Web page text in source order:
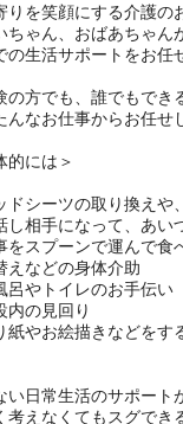
りを笑顔にする介護の
ちゃん、おばあちゃん
の生活サポートをお任
の方でも、誰でもでき
んなお仕事からお任せ
的には＞
ドシーツの取り換えや
し相手になって、あい
をスプーンで運んで食
えなどの身体介助
呂やトイレのお手伝い
内の見回り
紙やお絵描きなどをす
い日常生活のサポート
考えなくてもスグでき